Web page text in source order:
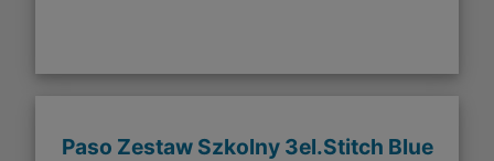
Paso Zestaw Szkolny 3el.Stitch Blue